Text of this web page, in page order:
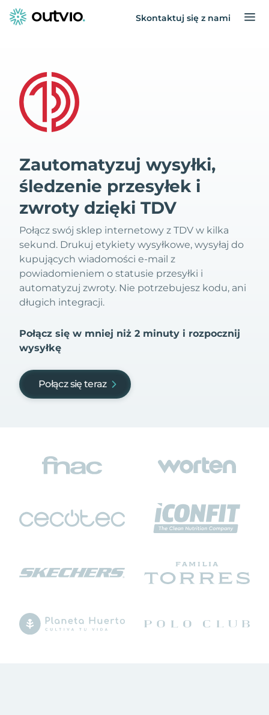
Skontaktuj się z nami
Zautomatyzuj wysyłki,
śledzenie przesyłek i
zwroty dzięki TDV
Połącz swój sklep internetowy z TDV w kilka
sekund. Drukuj etykiety wysyłkowe, wysyłaj do
kupujących wiadomości e-mail z
powiadomieniem o statusie przesyłki i
automatyzuj zwroty. Nie potrzebujesz kodu, ani
długich integracji.
Połącz się w mniej niż 2 minuty i rozpocznij
wysyłkę
Połącz się teraz